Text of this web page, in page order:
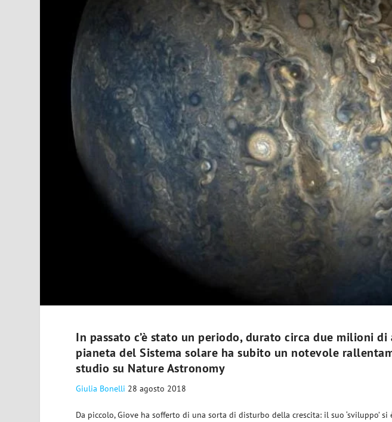
In passato c’è stato un periodo, durato circa due milioni
pianeta del Sistema solare ha subito un notevole
studio su Nature Astronomy
Giulia Bonelli 28 agosto 2018
Da piccolo, Giove ha sofferto di una sorta di disturbo della crescita: il suo ‘sviluppo’